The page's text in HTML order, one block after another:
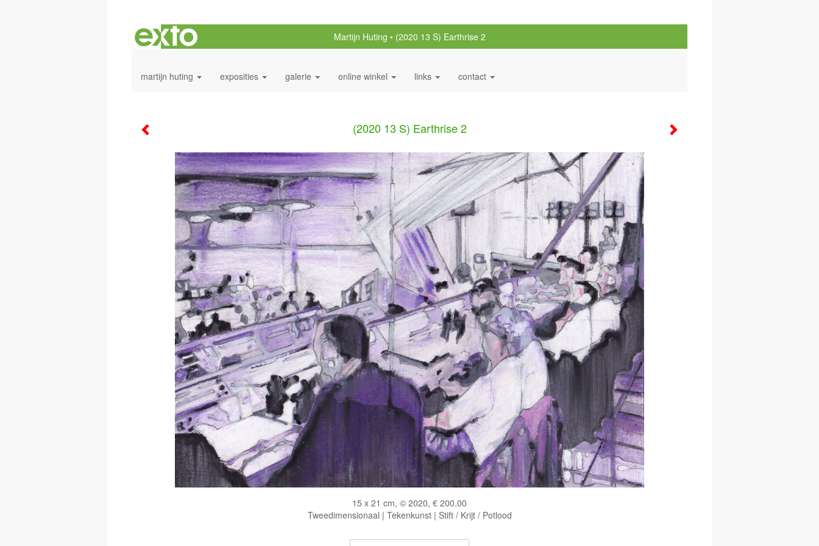
Martijn Huting (2020 13 S) Earthrise 2
martijn huting exposities galerie online winkel links contact
(2020 13 S) Earthrise 2
15 x 21 cm, © 2020, € 200,00
Tweedimensionaal | Tekenkunst | Stift / Krijt / Potlood